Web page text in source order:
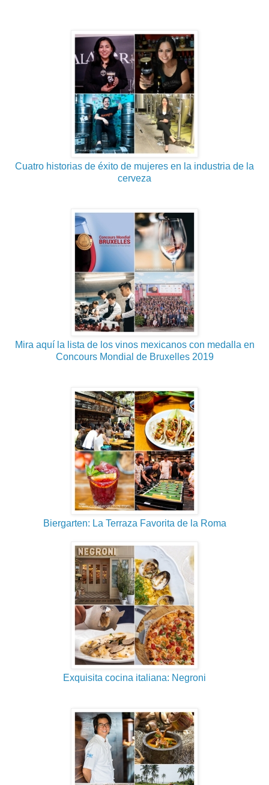
Cuatro historias de éxito de mujeres en la industria de la
cerveza
Mira aquí la lista de los vinos mexicanos con medalla en
Concours Mondial de Bruxelles 2019
Biergarten: La Terraza Favorita de la Roma
Exquisita cocina italiana: Negroni